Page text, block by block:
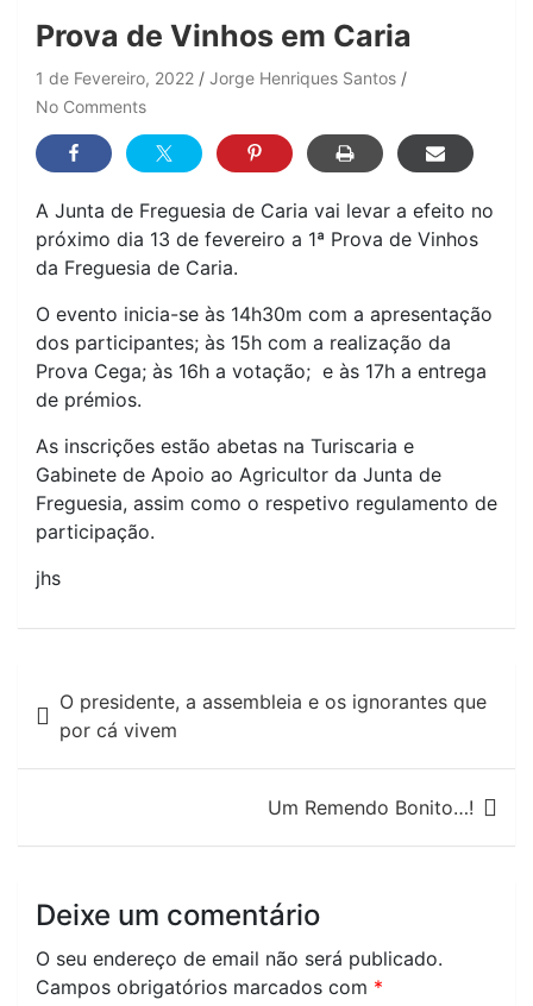
Prova de Vinhos em Caria
1 de Fevereiro, 2022
Jorge Henriques Santos
No Comments
A Junta de Freguesia de Caria vai levar a efeito no
próximo dia 13 de fevereiro a 1ª Prova de Vinhos
da Freguesia de Caria.
O evento inicia-se às 14h30m com a apresentação
dos participantes; às 15h com a realização da
Prova Cega; às 16h a votação; e às 17h a entrega
de prémios.
As inscrições estão abetas na Turiscaria e
Gabinete de Apoio ao Agricultor da Junta de
Freguesia, assim como o respetivo regulamento de
participação.
jhs
Navegação
de
artigos
O presidente, a assembleia e os ignorantes que
por cá vivem
Um Remendo Bonito…!
Deixe um comentário
O seu endereço de email não será publicado.
Campos obrigatórios marcados com *